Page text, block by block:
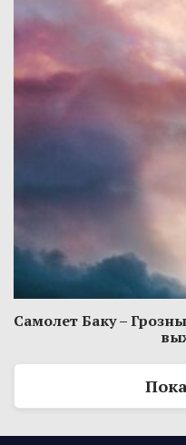
Самолет Баку –